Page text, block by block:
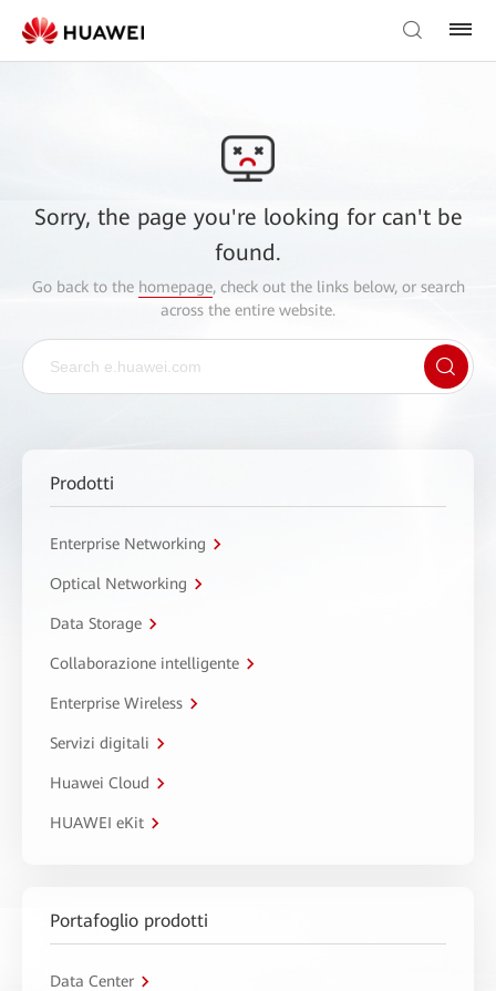
Sorry, the page you're looking for can't be
found.
Go back to the homepage, check out the links below, or search
across the entire website.
Prodotti
Enterprise Networking
Optical Networking
Data Storage
Collaborazione intelligente
Enterprise Wireless
Servizi digitali
Huawei Cloud
HUAWEI eKit
Portafoglio prodotti
Data Center